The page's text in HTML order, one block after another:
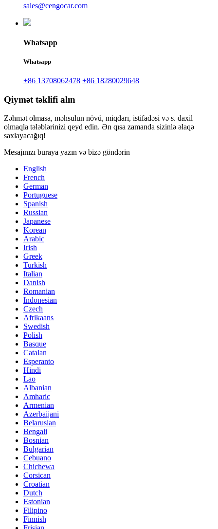
sales@cengocar.com
Whatsapp
Whatsapp
+86 13708062478 +86 18280029648
Qiymət təklifi alın
Zəhmət olmasa, məhsulun növü, miqdarı, istifadəsi və s. daxil
olmaqla tələblərinizi qeyd edin. Ən qısa zamanda sizinlə əlaqə
saxlayacağıq!
Mesajınızı buraya yazın və bizə göndərin
English
French
German
Portuguese
Spanish
Russian
Japanese
Korean
Arabic
Irish
Greek
Turkish
Italian
Danish
Romanian
Indonesian
Czech
Afrikaans
Swedish
Polish
Basque
Catalan
Esperanto
Hindi
Lao
Albanian
Amharic
Armenian
Azerbaijani
Belarusian
Bengali
Bosnian
Bulgarian
Cebuano
Chichewa
Corsican
Croatian
Dutch
Estonian
Filipino
Finnish